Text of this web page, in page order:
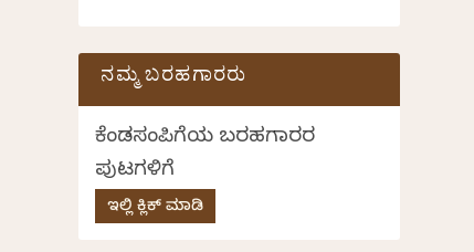
ನಮ್ಮ ಬರಹಗಾರರು
ಕೆಂಡಸಂಪಿಗೆಯ ಬರಹಗಾರರ
ಪುಟಗಳಿಗೆ
ಇಲ್ಲಿ ಕ್ಲಿಕ್ ಮಾಡಿ